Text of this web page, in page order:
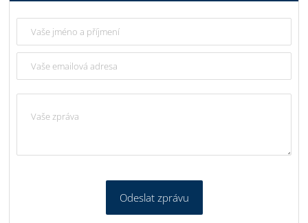
Odeslat zprávu